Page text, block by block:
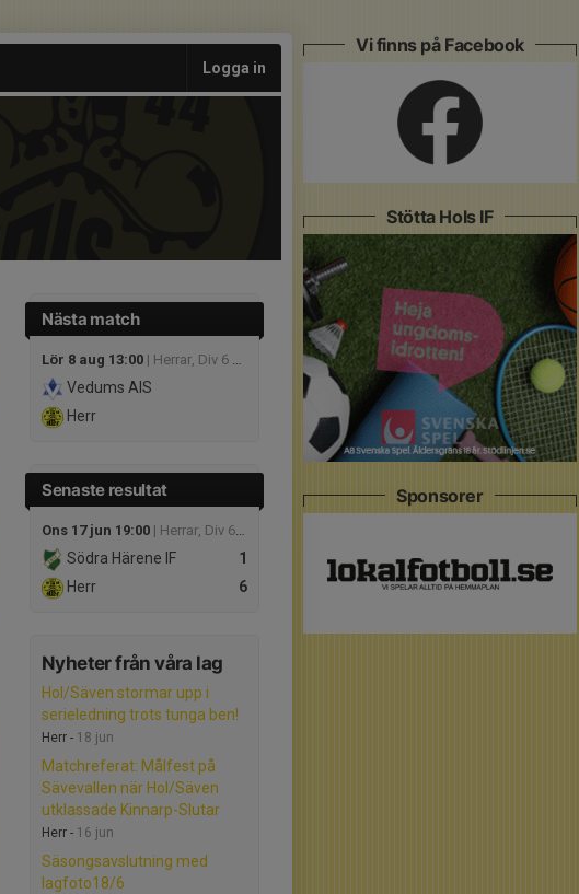
Logga in
Nästa match
Lör 8 aug 13:00 | Herrar, Div 6 Herrljunga
Vedums AIS
Herr
Senaste resultat
Ons 17 jun 19:00 | Herrar, Div 6 Herrljunga
1
Södra Härene IF
6
Herr
Nyheter från våra lag
Hol/Säven stormar upp i
serieledning trots tunga ben!
Herr - 18 jun
Matchreferat: Målfest på
Sävevallen när Hol/Säven
utklassade Kinnarp-Slutar
Herr - 16 jun
Säsongsavslutning med
lagfoto18/6
Vi finns på Facebook
Stötta Hols IF
Sponsorer